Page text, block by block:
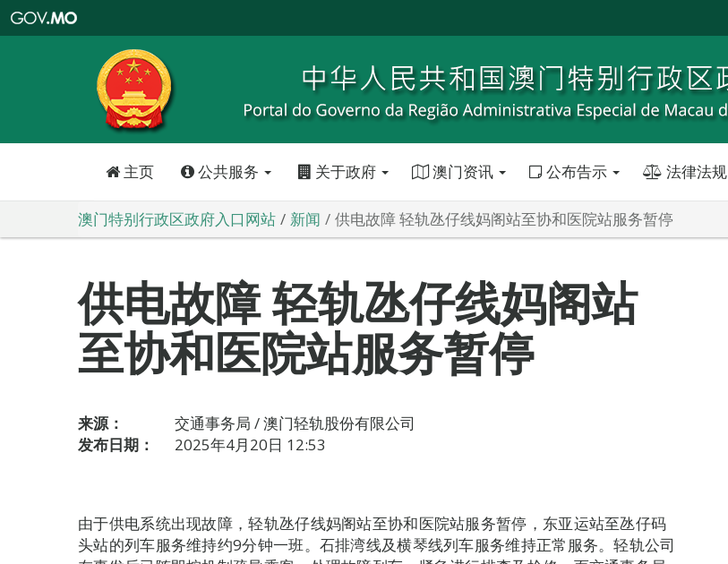
特
政
区
政
口
主页 公共服务 关于政府 澳门资讯 公布告示 法律法规
澳门特别行政区政府入口网站 新闻 供电故障 轻轨氹仔线妈阁站至协和医院站服务暂停
供电故障 轻轨氹仔线妈阁站
至协和医院站服务暂停
来源：
交通事务局 / 澳门轻轨股份有限公司
发布日期：
2025年4月20日 12:53
由于供电系统出现故障，轻轨氹仔线妈阁站至协和医院站服务暂停，东亚运站至氹仔码
头站的列车服务维持约9分钟一班。石排湾线及横琴线列车服务维持正常服务。轻轨公司